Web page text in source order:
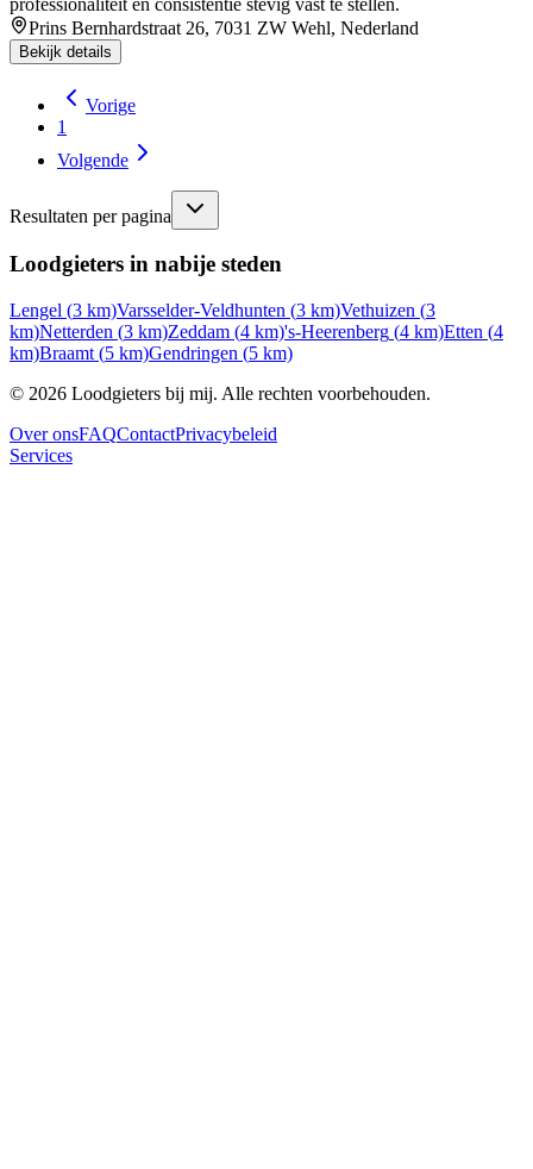
Prins Bernhardstraat 26, 7031 ZW Wehl, Nederland
Bekijk details
Vorige
1
Volgende
Resultaten per pagina
Loodgieters in nabije steden
Lengel (3 km)Varsselder-Veldhunten (3 km)Vethuizen (3
km)Netterden (3 km)Zeddam (4 km)'s-Heerenberg (4 km)Etten (4
km)Braamt (5 km)Gendringen (5 km)
© 2026 Loodgieters bij mij. Alle rechten voorbehouden.
Over onsFAQContactPrivacybeleid
Services